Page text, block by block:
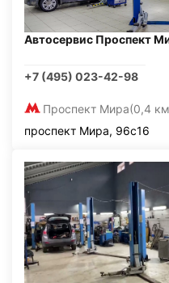
Автосервис Проспект
+7 (495) 023-42-98
Проспект Мира(0,4
проспект Мира, 96с16